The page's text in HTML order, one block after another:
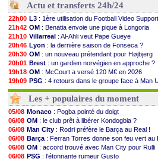
Actu et transferts 24h/24
22h00 L3 : 1ère utilisation du Football Video Support
21h42 OM : Benatia envoie une pique à Longoria
21h10 Villarreal : Al-Ahli veut Pape Gueye
20h46 Lyon : la dernière saison de Fonseca ?
20h30 OM : un nouveau prétendant pour Højbjerg
20h01 Brest : un gardien norvégien en approche ?
19h18 OM : McCourt a versé 120 M€ en 2026
19h09 PSG : 4 retours dans le groupe face à Man
18h48 Nice: Kevin Carlos va partir en Italie
18h37
L1: prison avec sursis requis contre un
18h29 Leganés: c'est signé pour Luca Zidane
17h58
Atletico : Ruggeri en route pour Aston Villa
17h46
Monaco: Filipe Luis soutient Biereth
17h32
Lyon: Mangala prêté à Getafe (officiel)
17h16
PSG: Nsoki va signer en Croatie
16h59
Arsenal: Naples vise Gabriel Jesus
16h37
Real : Mastantuono prêté à la Fiorentina (off.)
Les + populaires du moment
05/08 Monaco : Pogba pointé du doigt
06/08 OM : le club prêt à libérer Kondogbia ?
06/08 Man City : Rodri préfère le Barça au Real !
06/08 Barça : Ferran Torres donne son feu vert au
06/08 OM : accord trouvé avec Man City pour Rulli
06/08 PSG : l'étonnante rumeur Gusto